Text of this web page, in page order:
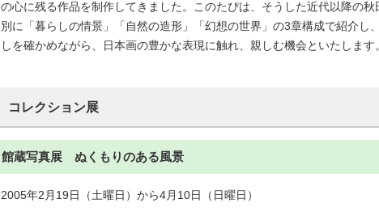
の心に残る作品を制作してきました。このたぴは、そうした近代以降の
別に「暮らしの情景」「自然の造形」「幻想の世界」の3章構成で紹介し
しを確かめながら、日本画の豊かな表現に触れ、親しむ機会といたします
コレクション展
館蔵写真展 ぬくもりのある風景
2005年2月19日（土曜日）から4月10日（日曜日）